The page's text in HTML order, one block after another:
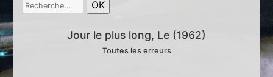
Jour le plus long, Le (1962)
Toutes les erreurs